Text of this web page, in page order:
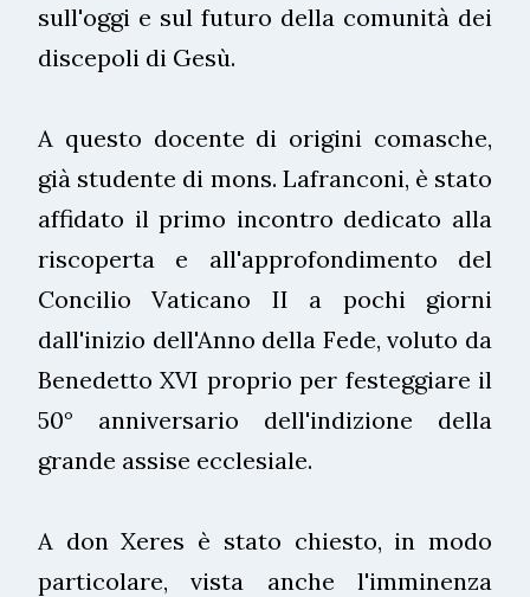
sull'oggi e sul futuro della comunità dei
discepoli di Gesù.
A questo docente di origini comasche,
già studente di mons. Lafranconi, è stato
affidato il primo incontro dedicato alla
riscoperta e all'approfondimento del
Concilio Vaticano II a pochi giorni
dall'inizio dell'Anno della Fede, voluto da
Benedetto XVI proprio per festeggiare il
50° anniversario dell'indizione della
grande assise ecclesiale.
A don Xeres è stato chiesto, in modo
particolare, vista anche l'imminenza